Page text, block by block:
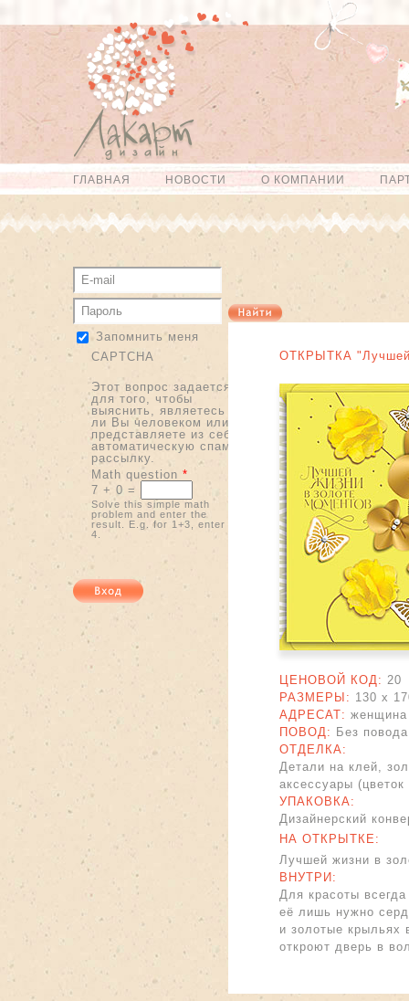
Перейти к
основному
содержанию
Skip to
navigation
Главное меню
ГЛАВНАЯ НОВОСТИ О КОМПАНИИ
Запомнить меня
CAPTCHA
Этот вопрос задается
для того, чтобы
выяснить, являетесь
ли Вы человеком или
представляете из себя
автоматическую спам-
рассылку.
Math question *
7 + 0 =
Solve this simple math
problem and enter the
result. E.g. for 1+3, enter
4.
ОТКРЫТКА "Лучшей
ЦЕНОВОЙ КОД: 20
РАЗМЕРЫ: 130 x
АДРЕСАТ: женщина
ПОВОД: Без повода
ОТДЕЛКА:
Детали на клей,
аксессуары
УПАКОВКА:
Дизайнерский
НА ОТКРЫТКЕ:
Лучшей жизни в
ВНУТРИ:
Для красоты
её лишь нужно
и золотые крыльях
откроют дверь в